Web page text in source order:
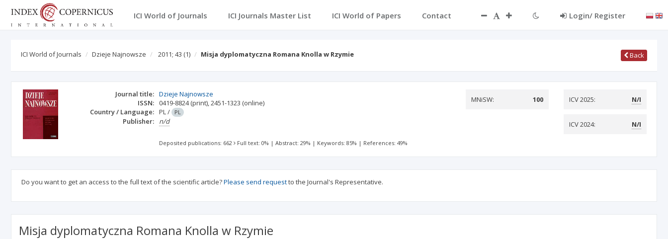
ICI World of Journals ICI Journals Master List ICI World of Papers Contact Login/ Register
ICI World of Journals Dzieje Najnowsze 2011; 43 (1) Misja dyplomatyczna Romana Knolla w Rzymie Back
Journal title: Dzieje Najnowsze
ISSN: 0419-8824(print),2451-1323 (online)
Country / Language: PL/ PL
Publisher: n/d
MNiSW: 100 ICV 2025: N/I
ICV 2024: N/I
Deposited publications: 662 Full text: 0% |Abstract: 29% | Keywords: 85% | References: 49%
Do you want to get an access to the full text of the scientific article?Please send requestto the Journal's Representative.
Misja dyplomatyczna Romana Knolla w Rzymie